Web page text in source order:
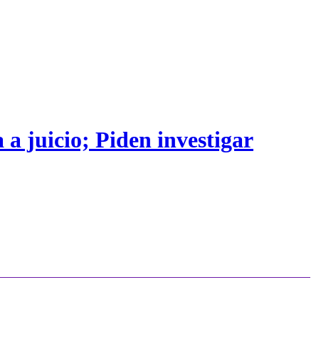
a juicio; Piden investigar